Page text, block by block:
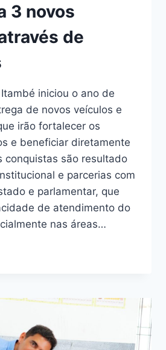
3 novos
de
iniciou o ano de
de novos veículos e
irão fortalecer os
e beneficiar diretamente
conquistas são resultado
e parcerias com
e parlamentar, que
de atendimento do
nas áreas…